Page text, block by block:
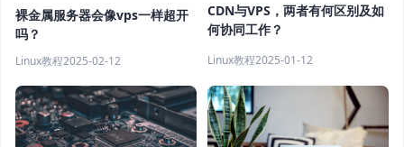
裸金属服务器会像vps一样超开
吗？
Linux教程2025-02-12
CDN与VPS，两者有何区别及如
何协同工作？
Linux教程2025-01-12